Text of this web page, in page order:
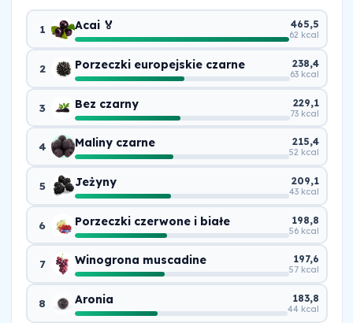
1 Acai 🏅 465,5
62 kcal
2 Porzeczki europejskie czarne 238,4
63 kcal
3 Bez czarny 229,1
73 kcal
4 Maliny czarne 215,4
52 kcal
5 Jeżyny 209,1
43 kcal
6 Porzeczki czerwone i białe 198,8
56 kcal
7 Winogrona muscadine 197,6
57 kcal
8 Aronia 183,8
44 kcal